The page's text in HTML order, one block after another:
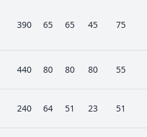
390 65 65 45 75
440 80 80 80 55
240 64 51 23 51